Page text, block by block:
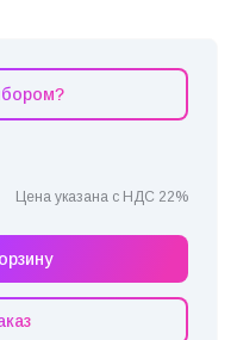
Цена указана с НДС 22%